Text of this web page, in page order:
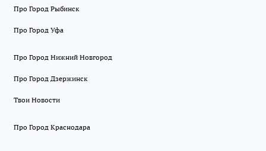
Про Город Рыбинск
Про Город Уфа
Про Город Нижний Новгород
Про Город Дзержинск
Твои Новости
Про Город Краснодара